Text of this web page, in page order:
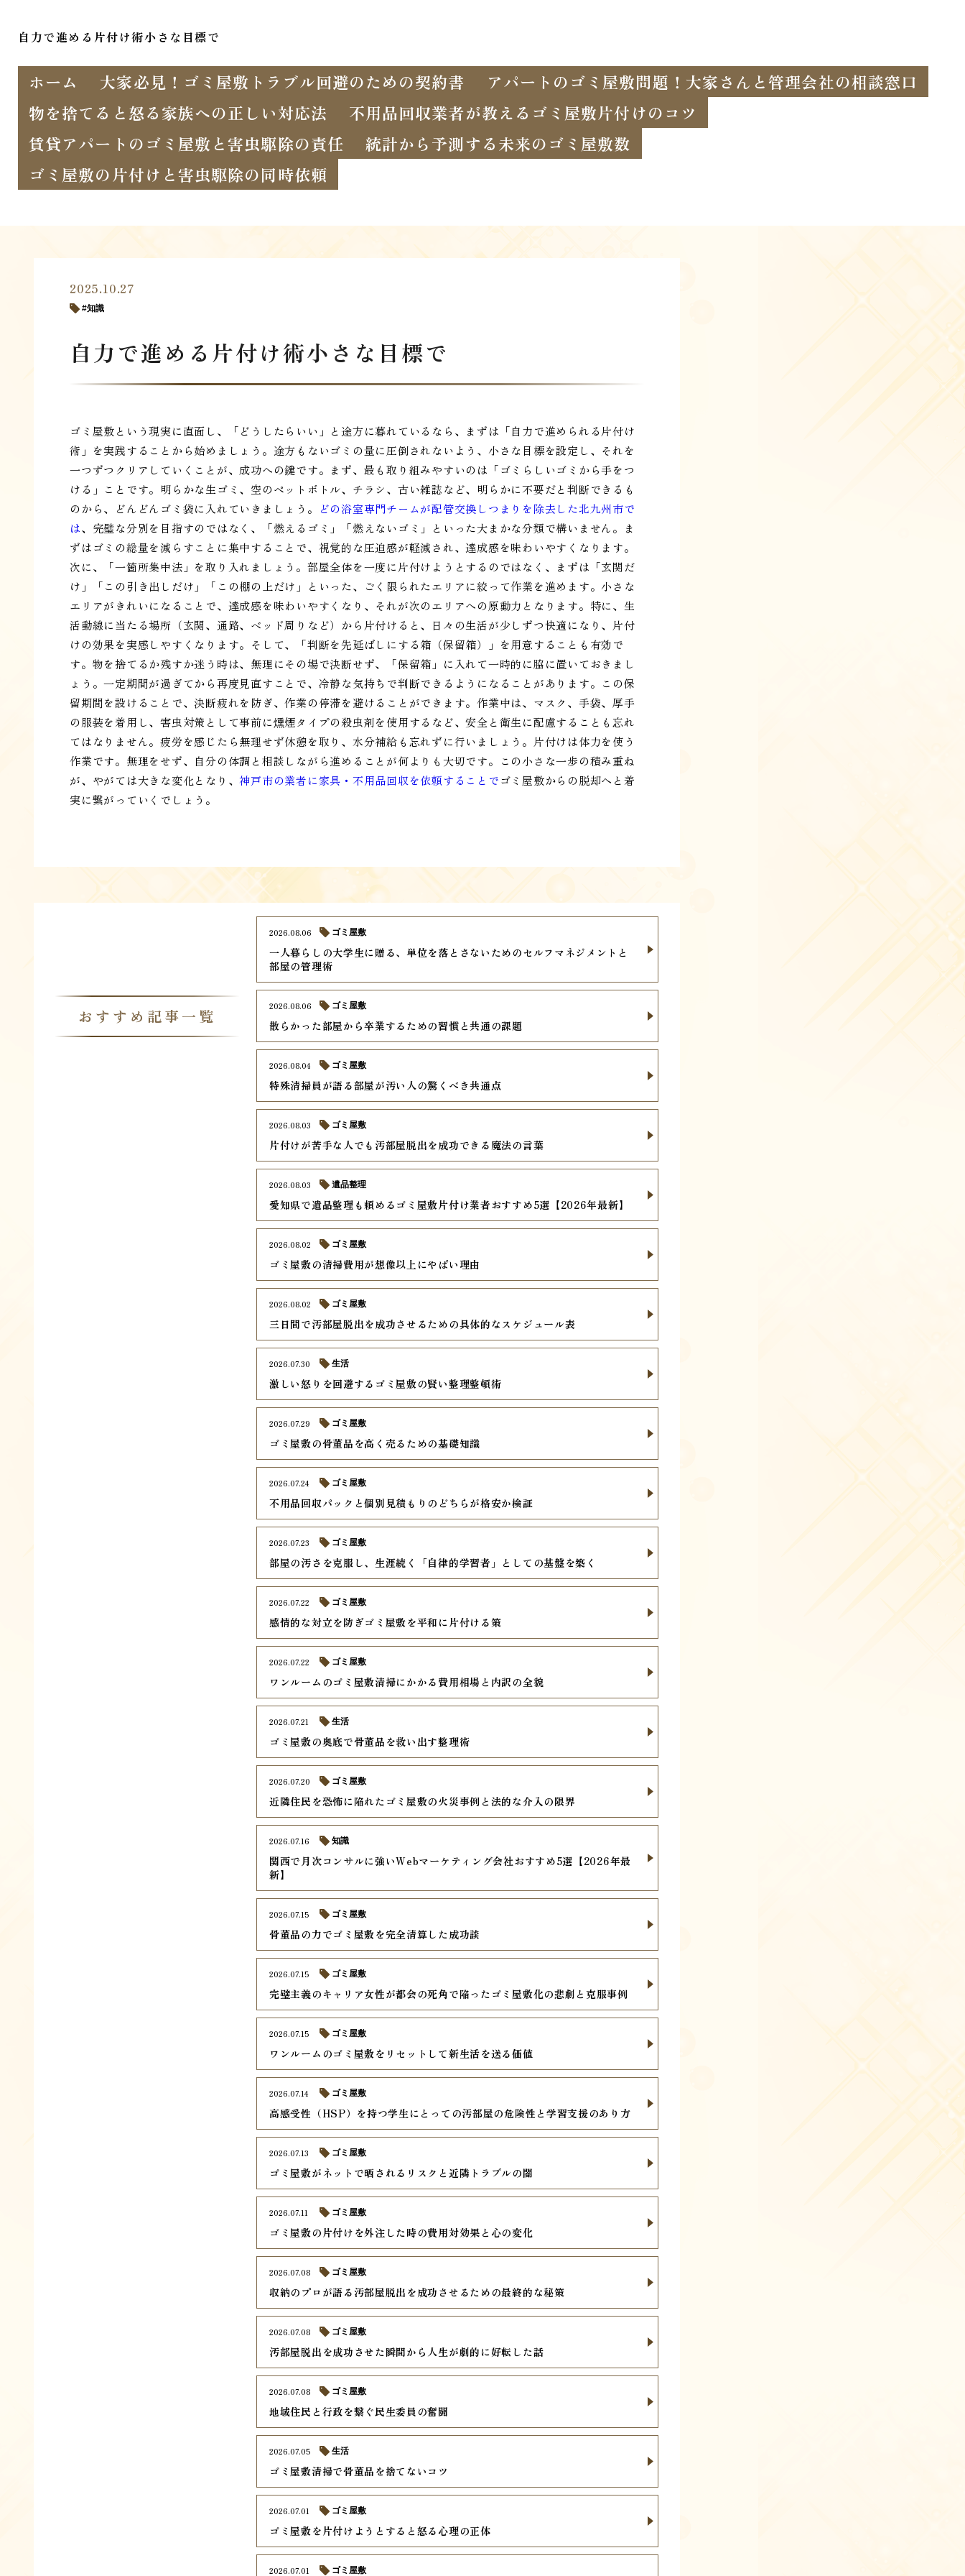
自力で進める片付け術小さな目標で
ホーム 大家必見！ゴミ屋敷トラブル回避のための契約書
アパートのゴミ屋敷問題！大家さんと管理会社の相談窓口
物を捨てると怒る家族への正しい対応法
不用品回収業者が教えるゴミ屋敷片付けのコツ
賃貸アパートのゴミ屋敷と害虫駆除の責任
統計から予測する未来のゴミ屋敷数
ゴミ屋敷の片付けと害虫駆除の同時依頼
2025.10.27
知識
自力で進める片付け術小さな目標で
ゴミ屋敷という現実に直面し、「どうしたらいい」と途方に暮れているなら、まずは「自力で進められる片付け
術」を実践することから始めましょう。途方もないゴミの量に圧倒されないよう、小さな目標を設定し、それを
一つずつクリアしていくことが、成功への鍵です。まず、最も取り組みやすいのは「ゴミらしいゴミから手をつ
ける」ことです。明らかな生ゴミ、空のペットボトル、チラシ、古い雑誌など、明らかに不要だと判断できるも
のから、どんどんゴミ袋に入れていきましょう。
どの浴室専門チームが配管交換しつまりを除去した北九州市で
は、完璧な分別を目指すのではなく、「燃えるゴミ」「燃えないゴミ」といった大まかな分類で構いません。ま
ずはゴミの総量を減らすことに集中することで、視覚的な圧迫感が軽減され、達成感を味わいやすくなります。
次に、「一箇所集中法」を取り入れましょう。部屋全体を一度に片付けようとするのではなく、まずは「玄関だ
け」「この引き出しだけ」「この棚の上だけ」といった、ごく限られたエリアに絞って作業を進めます。小さな
エリアがきれいになることで、達成感を味わいやすくなり、それが次のエリアへの原動力となります。特に、生
活動線に当たる場所（玄関、通路、ベッド周りなど）から片付けると、日々の生活が少しずつ快適になり、片付
けの効果を実感しやすくなります。そして、「判断を先延ばしにする箱（保留箱）」を用意することも有効で
す。物を捨てるか残すか迷う時は、無理にその場で決断せず、「保留箱」に入れて一時的に脇に置いておきまし
ょう。一定期間が過ぎてから再度見直すことで、冷静な気持ちで判断できるようになることがあります。この保
留期間を設けることで、決断疲れを防ぎ、作業の停滞を避けることができます。作業中は、マスク、手袋、厚手
の服装を着用し、害虫対策として事前に燻煙タイプの殺虫剤を使用するなど、安全と衛生に配慮することも忘れ
てはなりません。疲労を感じたら無理せず休憩を取り、水分補給も忘れずに行いましょう。片付けは体力を使う
作業です。無理をせず、自分の体調と相談しながら進めることが何よりも大切です。この小さな一歩の積み重ね
が、やがては大きな変化となり、神戸市の業者に家具・不用品回収を依頼することでゴミ屋敷からの脱却へと着
実に繋がっていくでしょう。
おすすめ記事一覧
一人暮らしの大学生に贈る、単位を落とさないためのセルフマネジメントと
部屋の管理術
2026.08.06 ゴミ屋敷
散らかった部屋から卒業するための習慣と共通の課題
2026.08.06 ゴミ屋敷
特殊清掃員が語る部屋が汚い人の驚くべき共通点
2026.08.04 ゴミ屋敷
片付けが苦手な人でも汚部屋脱出を成功できる魔法の言葉
2026.08.03 ゴミ屋敷
愛知県で遺品整理も頼めるゴミ屋敷片付け業者おすすめ5選【2026年最新】
2026.08.03 遺品整理
ゴミ屋敷の清掃費用が想像以上にやばい理由
2026.08.02 ゴミ屋敷
三日間で汚部屋脱出を成功させるための具体的なスケジュール表
2026.08.02 ゴミ屋敷
激しい怒りを回避するゴミ屋敷の賢い整理整頓術
2026.07.30 生活
ゴミ屋敷の骨董品を高く売るための基礎知識
2026.07.29 ゴミ屋敷
不用品回収パックと個別見積もりのどちらが格安か検証
2026.07.24 ゴミ屋敷
部屋の汚さを克服し、生涯続く「自律的学習者」としての基盤を築く
2026.07.23 ゴミ屋敷
感情的な対立を防ぎゴミ屋敷を平和に片付ける策
2026.07.22 ゴミ屋敷
ワンルームのゴミ屋敷清掃にかかる費用相場と内訳の全貌
2026.07.22 ゴミ屋敷
ゴミ屋敷の奥底で骨董品を救い出す整理術
2026.07.21 生活
近隣住民を恐怖に陥れたゴミ屋敷の火災事例と法的な介入の限界
2026.07.20 ゴミ屋敷
関西で月次コンサルに強いWebマーケティング会社おすすめ5選【2026年最
新】
2026.07.16 知識
骨董品の力でゴミ屋敷を完全清算した成功談
2026.07.15 ゴミ屋敷
完璧主義のキャリア女性が都会の死角で陥ったゴミ屋敷化の悲劇と克服事例
2026.07.15 ゴミ屋敷
ワンルームのゴミ屋敷をリセットして新生活を送る価値
2026.07.15 ゴミ屋敷
高感受性（HSP）を持つ学生にとっての汚部屋の危険性と学習支援のあり方
2026.07.14 ゴミ屋敷
ゴミ屋敷がネットで晒されるリスクと近隣トラブルの闇
2026.07.13 ゴミ屋敷
ゴミ屋敷の片付けを外注した時の費用対効果と心の変化
2026.07.11 ゴミ屋敷
収納のプロが語る汚部屋脱出を成功させるための最終的な秘策
2026.07.08 ゴミ屋敷
汚部屋脱出を成功させた瞬間から人生が劇的に好転した話
2026.07.08 ゴミ屋敷
地域住民と行政を繋ぐ民生委員の奮闘
2026.07.08 ゴミ屋敷
ゴミ屋敷清掃で骨董品を捨てないコツ
2026.07.05 生活
ゴミ屋敷を片付けようとすると怒る心理の正体
2026.07.01 ゴミ屋敷
2026.07.01 ゴミ屋敷